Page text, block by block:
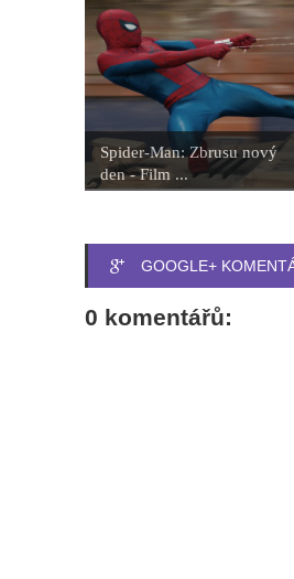
Spider-Man: Zbrusu nový
den - Film ...
GOOGLE+
0 komentářů: